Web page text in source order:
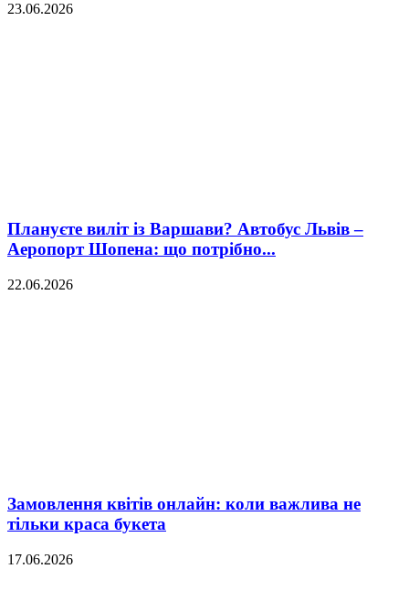
23.06.2026
Плануєте виліт із Варшави? Автобус Львів –
Аеропорт Шопена: що потрібно...
22.06.2026
Замовлення квітів онлайн: коли важлива не
тільки краса букета
17.06.2026